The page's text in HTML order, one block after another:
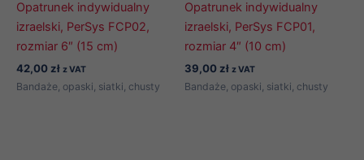
Opatrunek indywidualny
izraelski, PerSys FCP02,
rozmiar 6″ (15 cm)
42,00 zł z VAT
Bandaże, opaski, siatki, chusty
Opatrunek indywidualny
izraelski, PerSys FCP01,
rozmiar 4″ (10 cm)
39,00 zł z VAT
Bandaże, opaski, siatki, chusty